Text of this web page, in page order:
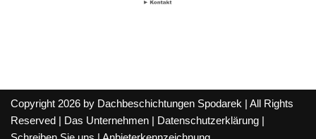
Copyright 2026 by Dachbeschichtungen Spodarek | All Rights
Reserved |
Das Unternehmen Datenschutzerklärung